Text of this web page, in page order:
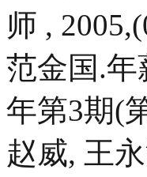
师 ,
范金国.年
年第3期(
赵威, 王